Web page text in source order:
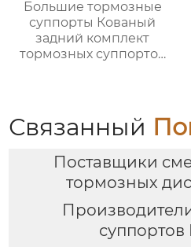
Большие тормозные
суппорты Кованый
задний комплект
тормозных суппортов
subaru ford Cadillac
Связанный
Поставщики
тормозных